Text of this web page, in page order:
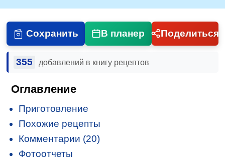
Сохранить В планер Поделиться
355 добавлений в книгу рецептов
Оглавление
Приготовление
Похожие рецепты
Комментарии (20)
Фотоотчеты